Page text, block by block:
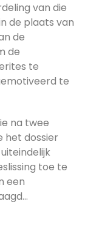
van die
de plaats van
de
de
te
te
na twee
het dossier
toe te
een